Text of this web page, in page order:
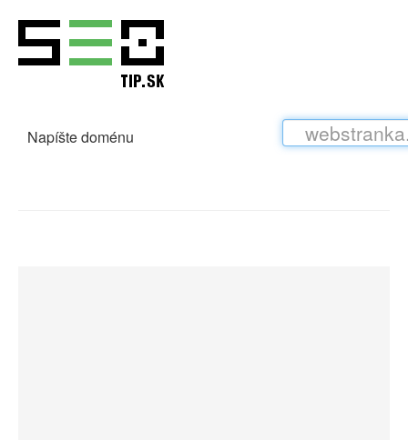
Napíšte doménu